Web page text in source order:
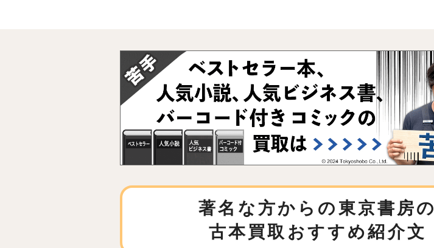
著名な方からの東京書房の
古本買取おすすめ紹介文